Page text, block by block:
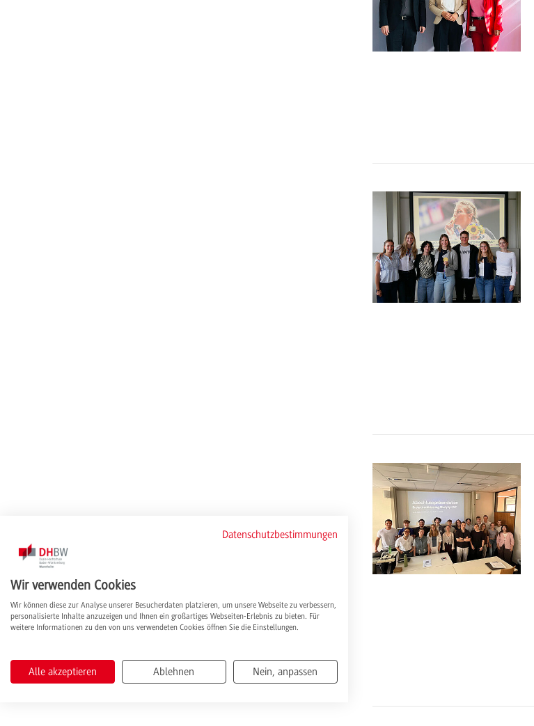
Datenschutzbestimmungen
Wir verwenden Cookies
Wir können diese zur Analyse unserer Besucherdaten platzieren, um unsere Webseite zu verbessern,
personalisierte Inhalte anzuzeigen und Ihnen ein großartiges Webseiten-Erlebnis zu bieten. Für
weitere Informationen zu den von uns verwendeten Cookies öffnen Sie die Einstellungen.
Alle akzeptieren Ablehnen Nein, anpassen